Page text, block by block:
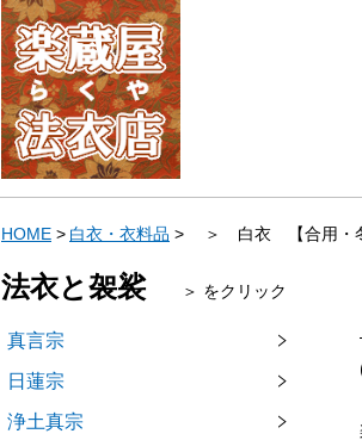
HOME 白衣・衣料品 ＞ 白衣 【合用・冬
法衣と袈裟 ＞ をクリック
真言宗
日蓮宗
浄土真宗